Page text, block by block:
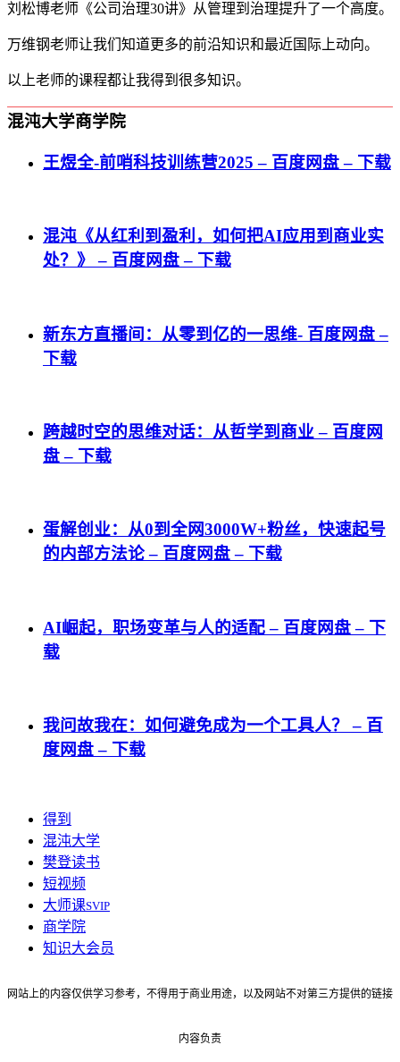
刘松博老师《公司治理30讲》从管理到治理提升了一个高度。
万维钢老师让我们知道更多的前沿知识和最近国际上动向。
以上老师的课程都让我得到很多知识。
混沌大学商学院
王煜全-前哨科技训练营2025 – 百度网盘 – 下载
混沌《从红利到盈利，如何把AI应用到商业实
处？》 – 百度网盘 – 下载
新东方直播间：从零到亿的一思维- 百度网盘 –
下载
跨越时空的思维对话：从哲学到商业 – 百度网
盘 – 下载
蛋解创业：从0到全网3000W+粉丝，快速起号
的内部方法论 – 百度网盘 – 下载
AI崛起，职场变革与人的适配 – 百度网盘 – 下
载
我问故我在：如何避免成为一个工具人？ – 百
度网盘 – 下载
得到
混沌大学
樊登读书
短视频
大师课SVIP
商学院
知识大会员
网站上的内容仅供学习参考，不得用于商业用途，以及网站不对第三方提供的链接
内容负责